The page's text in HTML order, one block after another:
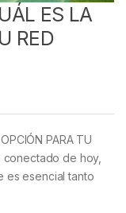
ES LA
RED
PARA TU
conectado de hoy,
es esencial tanto